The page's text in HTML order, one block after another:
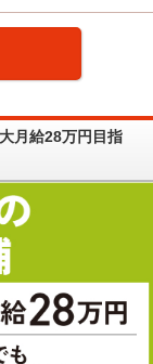
月給28万円目指